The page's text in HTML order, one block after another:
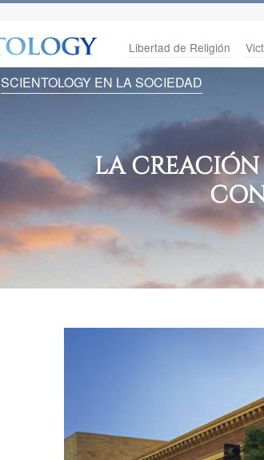
Libertad de Religión
SCIENTOLOGY EN LA SOCIEDAD
LA